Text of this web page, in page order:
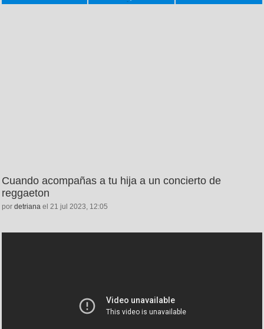
Cuando acompañas a tu hija a un concierto de
reggaeton
por detriana el 21 jul 2023, 12:05